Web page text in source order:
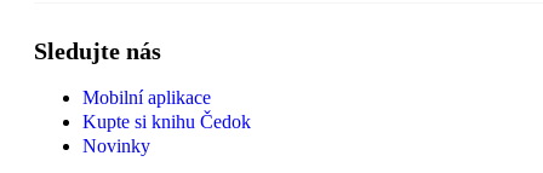
Sledujte nás
Mobilní aplikace
Kupte si knihu Čedok
Novinky